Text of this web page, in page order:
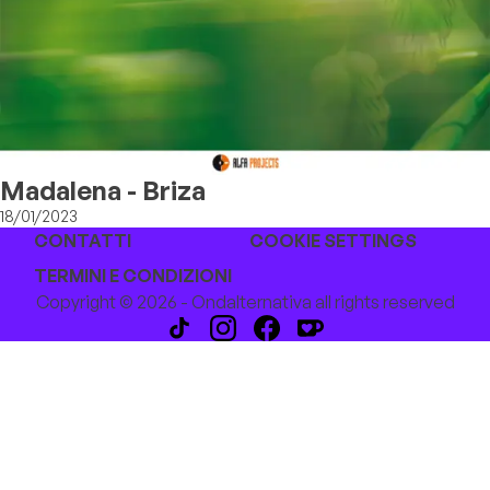
Madalena - Briza
18/01/2023
CONTATTI
COOKIE SETTINGS
TERMINI E CONDIZIONI
Copyright © 2026 - Ondalternativa all rights reserved